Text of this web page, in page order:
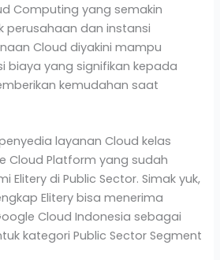
Computing yang semakin
perusahaan dan instansi
Cloud diyakini mampu
biaya yang signifikan kepada
kemudahan saat
layanan Cloud kelas
Cloud Platform yang sudah
Elitery di Public Sector. Simak yuk,
Elitery bisa menerima
Cloud Indonesia sebagai
kategori Public Sector Segment